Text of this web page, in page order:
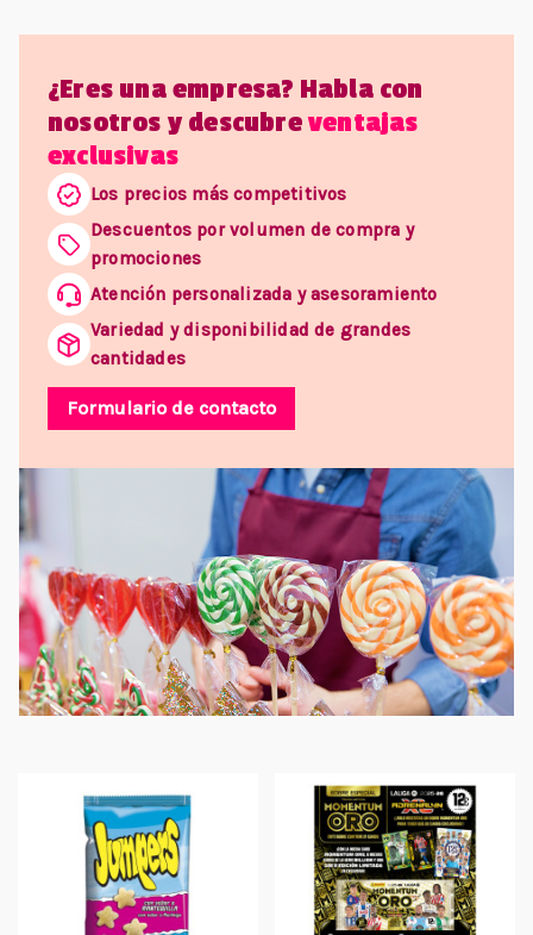
¿Eres una empresa? Habla con
nosotros y descubreventajas
exclusivas
Los precios más competitivos
Descuentos por volumen de compra y
promociones
Atención personalizada y asesoramiento
Variedad y disponibilidad de grandes
cantidades
Formulario de contacto